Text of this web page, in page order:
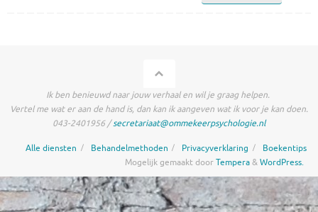
Ik ben benieuwd naar jouw verhaal en wil je graag helpen.
Vertel me wat er aan de hand is, dan kan ik aangeven wat ik voor je kan doen.
043-2401956 /secretariaat@ommekeerpsychologie.nl
Alle diensten Behandelmethoden Privacyverklaring
Boekentips
Mogelijk gemaakt doorTempera&WordPress.